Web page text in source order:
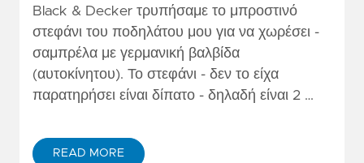
Black & Decker τρυπήσαμε το μπροστινό
στεφάνι του ποδηλάτου μου για να χωρέσει -
σαμπρέλα με γερμανική βαλβίδα
(αυτοκίνητου). Το στεφάνι - δεν το είχα
παρατηρήσει είναι δίπατο - δηλαδή είναι 2 …
READ MORE